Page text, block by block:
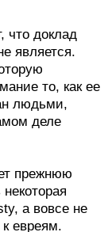
что доклад
является.
то, как ее
людьми,
деле
прежнюю
а вовсе не
евреям.